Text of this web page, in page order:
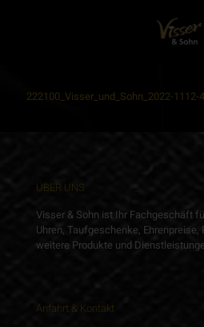
222100_Visser_und_Sohn_2022-1112-
ÜBER UNS
Visser & Sohn ist Ihr Fachgeschäft
Uhren, Taufgeschenke, Ehrenpreise,
weitere Produkte und
Anfahrt & Kontakt